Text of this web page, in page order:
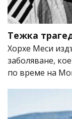
Тежка
Хорхе Меси
заболяване,
по време на